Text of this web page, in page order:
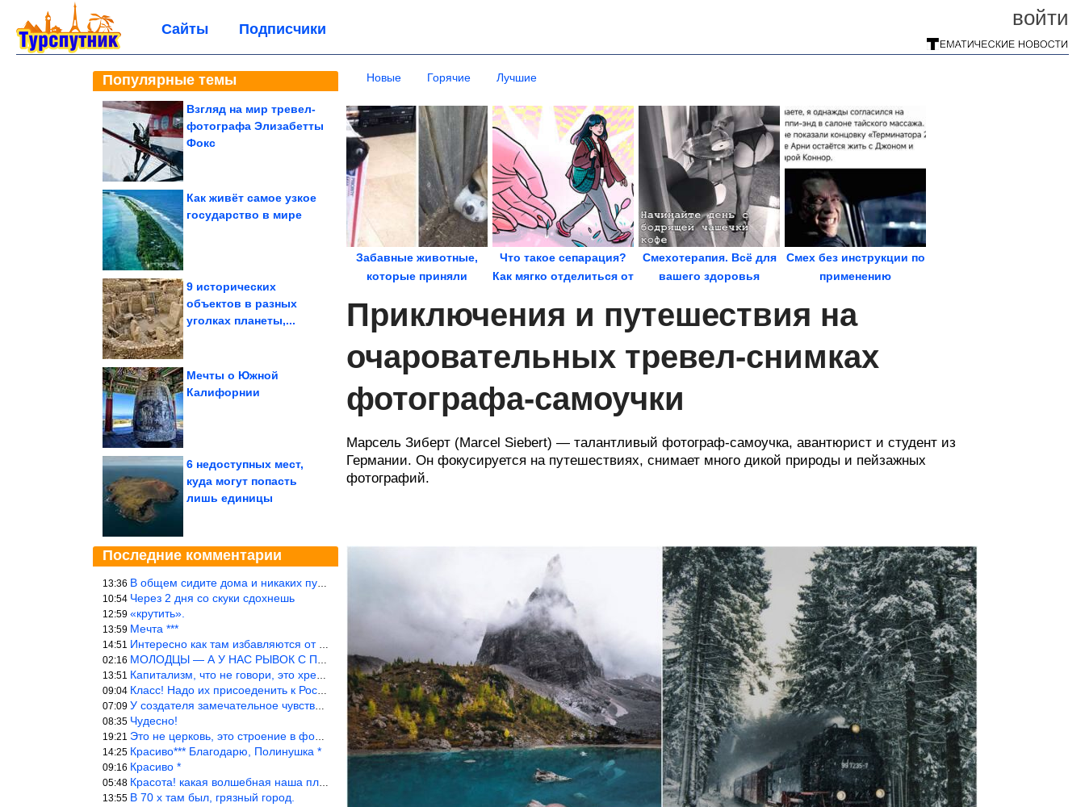
войти
Сайты Подписчики
Популярные темы
Взгляд на мир тревел-
фотографа Элизабетты
Фокс
Как живёт самое узкое
государство в мире
9 исторических
объектов в разных
уголках планеты,...
Мечты о Южной
Калифорнии
6 недоступных мест,
куда могут попасть
лишь единицы
Последние комментарии
13:36 В общем сидите дома и никаких путешествий А самая грязная в от
10:54 Через 2 дня со скуки сдохнешь
12:59 «крутить».
13:59 Мечта ***
14:51 Интересно как там избавляются от физиологических и прочих отходо
02:16 МОЛОДЦЫ — А У НАС РЫВОК С ПРОРЫВОМ В ТРУБУ
13:51 Капитализм, что не говори, это хреново (((
09:04 Класс! Надо их присоеденить к России!
07:09 У создателя замечательное чувство юмора! ))
08:35 Чудесно!
19:21 Это не церковь, это строение в форме церкви.
14:25 Красиво*** Благодарю, Полинушка *
09:16 Красиво *
05:48 Красота! какая волшебная наша планета!… еще-бы, мы понимали это…
13:55 В 70 х там был, грязный город.
Новые Горячие Лучшие
Забавные животные,
которые приняли
Что такое сепарация?
Как мягко отделиться от
Смехотерапия. Всё для
вашего здоровья
Смех без инструкции по
применению
Приключения и путешествия на
очаровательных тревел-снимках
фотографа-самоучки
Марсель Зиберт (Marcel Siebert) — талантливый фотограф-самоучка, авантюрист и студент из
Германии. Он фокусируется на путешествиях, снимает много дикой природы и пейзажных
фотографий.